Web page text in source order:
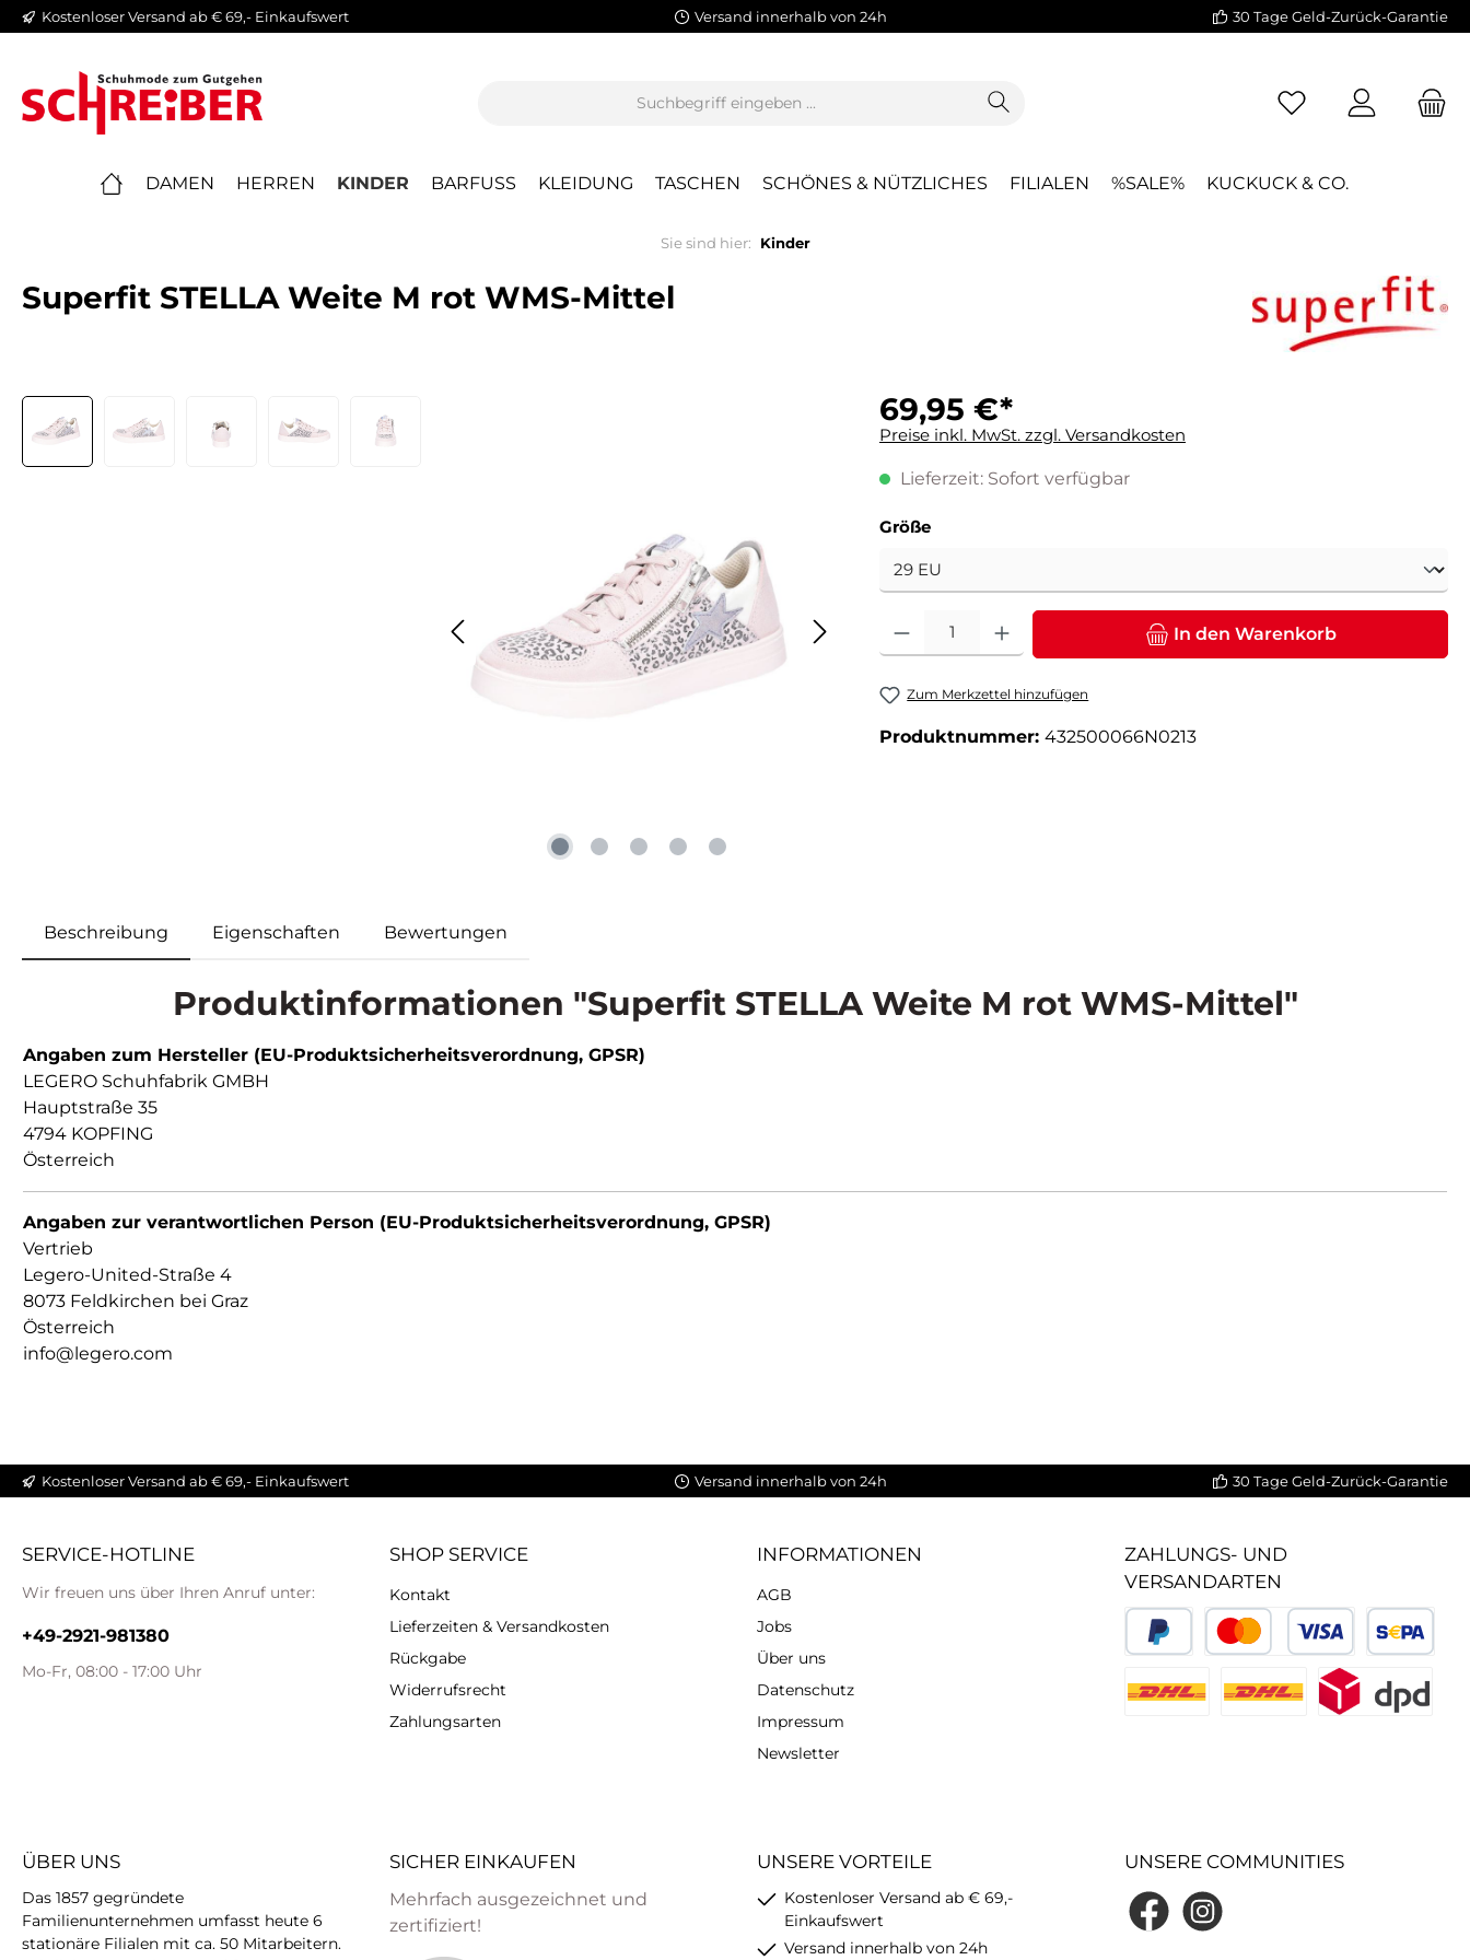
Zur Hauptnavigation springen
Kostenloser Versand ab € 69,- Einkaufswert Versand innerhalb von 24h 30 Tage Geld-Zurück-Garantie
DAMEN HERREN KINDER BARFUSS KLEIDUNG TASCHEN SCHÖNES & NÜTZLICHES FILIALEN %SALE% KUCKUCK & CO.
Sie sind hier: Kinder
Superfit STELLA Weite M rot WMS-Mittel
Bildergalerie überspringen 69,95 €*
Preise inkl. MwSt. zzgl. Versandkosten
Lieferzeit: Sofort verfügbar
Größeauswählen
Produkt Anzahl: Gib den gewünschten Wert ein oder benutze die Schaltflächen um die
In den Warenkorb
Zum Merkzettel hinzufügen
Produktnummer: 432500066N0213
Beschreibung Eigenschaften Bewertungen
Produktinformationen "Superfit STELLA Weite M rot WMS-Mittel"
Angaben zum Hersteller (EU-Produktsicherheitsverordnung, GPSR)
LEGERO Schuhfabrik GMBH
Hauptstraße 35
4794 KOPFING
Österreich
Angaben zur verantwortlichen Person (EU-Produktsicherheitsverordnung, GPSR)
Vertrieb
Legero-United-Straße 4
8073 Feldkirchen bei Graz
Österreich
info@legero.com
Kostenloser Versand ab € 69,- Einkaufswert Versand innerhalb von 24h 30 Tage Geld-Zurück-Garantie
SERVICE-HOTLINE
Wir freuen uns über Ihren Anruf unter:
+49-2921-981380
Mo-Fr, 08:00 - 17:00 Uhr
SHOP SERVICE
Kontakt
Lieferzeiten & Versandkosten
Rückgabe
Widerrufsrecht
Zahlungsarten
INFORMATIONEN
AGB
Jobs
Über uns
Datenschutz
Impressum
Newsletter
ZAHLUNGS- UND
VERSANDARTEN
ÜBER UNS
Das 1857 gegründete
Familienunternehmen umfasst heute 6
stationäre Filialen mit ca. 50 Mitarbeitern.
SICHER EINKAUFEN
Mehrfach ausgezeichnet und
zertifiziert!
UNSERE VORTEILE
Kostenloser Versand ab € 69,-
Einkaufswert
Versand innerhalb von 24h
UNSERE COMMUNITIES